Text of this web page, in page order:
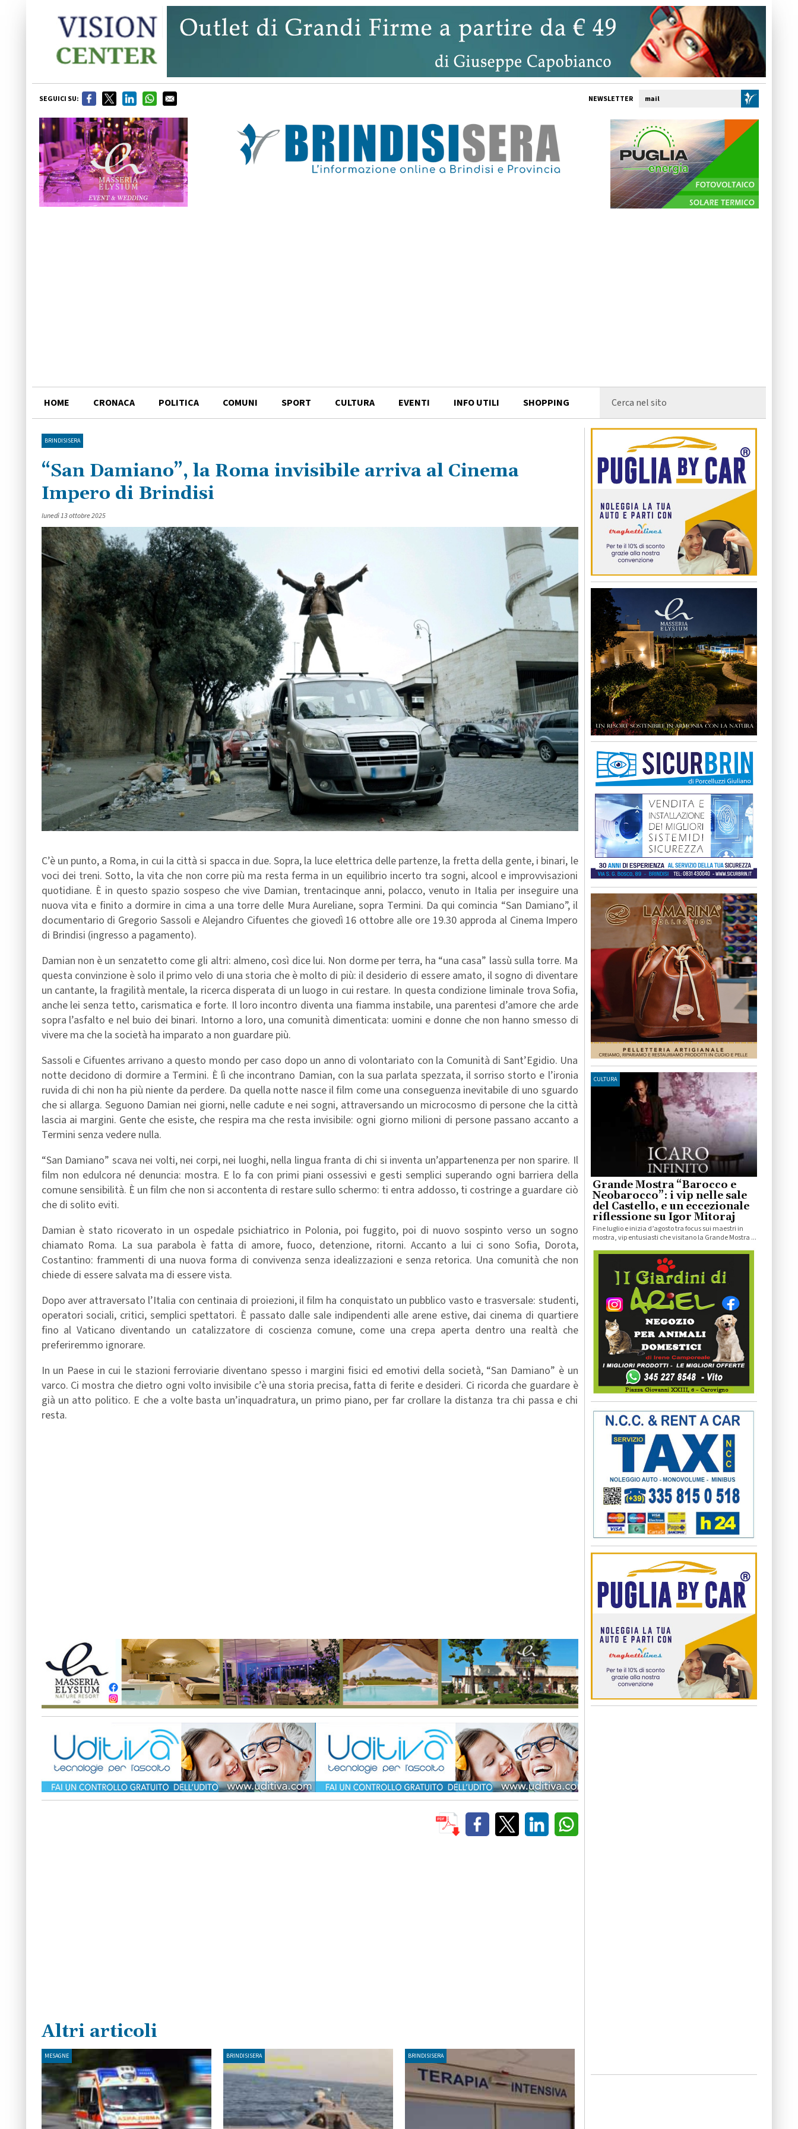
SEGUICI SU: NEWSLETTER
HOME CRONACA POLITICA COMUNI SPORT CULTURA EVENTI INFO UTILI SHOPPING
BRINDISISERA
“San Damiano”, la Roma invisibile arriva al Cinema
Impero di Brindisi
lunedì 13 ottobre 2025
C’è un punto, a Roma, in cui la città si spacca in due. Sopra, la luce elettrica delle partenze, la fretta della gente, i binari, le
voci dei treni. Sotto, la vita che non corre più ma resta ferma in un equilibrio incerto tra sogni, alcool e improvvisazioni
quotidiane. È in questo spazio sospeso che vive Damian, trentacinque anni, polacco, venuto in Italia per inseguire una
nuova vita e finito a dormire in cima a una torre delle Mura Aureliane, sopra Termini. Da qui comincia “San Damiano”, il
documentario di Gregorio Sassoli e Alejandro Cifuentes che giovedì 16 ottobre alle ore 19.30 approda al Cinema Impero
di Brindisi (ingresso a pagamento).
Damian non è un senzatetto come gli altri: almeno, così dice lui. Non dorme per terra, ha “una casa” lassù sulla torre. Ma
questa convinzione è solo il primo velo di una storia che è molto di più: il desiderio di essere amato, il sogno di diventare
un cantante, la fragilità mentale, la ricerca disperata di un luogo in cui restare. In questa condizione liminale trova Sofia,
anche lei senza tetto, carismatica e forte. Il loro incontro diventa una fiamma instabile, una parentesi d’amore che arde
sopra l’asfalto e nel buio dei binari. Intorno a loro, una comunità dimenticata: uomini e donne che non hanno smesso di
vivere ma che la società ha imparato a non guardare più.
Sassoli e Cifuentes arrivano a questo mondo per caso dopo un anno di volontariato con la Comunità di Sant’Egidio. Una
notte decidono di dormire a Termini. È lì che incontrano Damian, con la sua parlata spezzata, il sorriso storto e l’ironia
ruvida di chi non ha più niente da perdere. Da quella notte nasce il film come una conseguenza inevitabile di uno sguardo
che si allarga. Seguono Damian nei giorni, nelle cadute e nei sogni, attraversando un microcosmo di persone che la città
lascia ai margini. Gente che esiste, che respira ma che resta invisibile: ogni giorno milioni di persone passano accanto a
Termini senza vedere nulla.
“San Damiano” scava nei volti, nei corpi, nei luoghi, nella lingua franta di chi si inventa un’appartenenza per non sparire. Il
film non edulcora né denuncia: mostra. E lo fa con primi piani ossessivi e gesti semplici superando ogni barriera della
comune sensibilità. È un film che non si accontenta di restare sullo schermo: ti entra addosso, ti costringe a guardare ciò
che di solito eviti.
Damian è stato ricoverato in un ospedale psichiatrico in Polonia, poi fuggito, poi di nuovo sospinto verso un sogno
chiamato Roma. La sua parabola è fatta di amore, fuoco, detenzione, ritorni. Accanto a lui ci sono Sofia, Dorota,
Costantino: frammenti di una nuova forma di convivenza senza idealizzazioni e senza retorica. Una comunità che non
chiede di essere salvata ma di essere vista.
Dopo aver attraversato l’Italia con centinaia di proiezioni, il film ha conquistato un pubblico vasto e trasversale: studenti,
operatori sociali, critici, semplici spettatori. È passato dalle sale indipendenti alle arene estive, dai cinema di quartiere
fino al Vaticano diventando un catalizzatore di coscienza comune, come una crepa aperta dentro una realtà che
preferiremmo ignorare.
In un Paese in cui le stazioni ferroviarie diventano spesso i margini fisici ed emotivi della società, “San Damiano” è un
varco. Ci mostra che dietro ogni volto invisibile c’è una storia precisa, fatta di ferite e desideri. Ci ricorda che guardare è
già un atto politico. E che a volte basta un’inquadratura, un primo piano, per far crollare la distanza tra chi passa e chi
resta.
Altri articoli
MESAGNE BRINDISISERA BRINDISISERA
CULTURA
Grande Mostra “Barocco e
Neobarocco”: i vip nelle sale
del Castello, e un eccezionale
riflessione su Igor Mitoraj
Fine luglio e inizia d’agosto tra focus sui maestri in
mostra, vip entusiasti che visitano la Grande Mostra ...